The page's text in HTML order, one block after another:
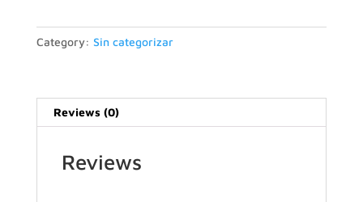
Category: Sin categorizar
Reviews (0)
Reviews